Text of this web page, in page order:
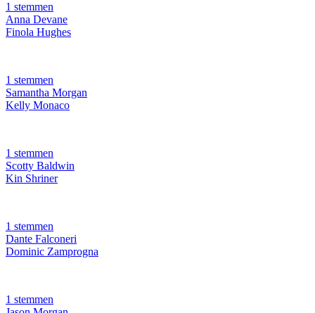
1 stemmen
Anna Devane
Finola Hughes
1 stemmen
Samantha Morgan
Kelly Monaco
1 stemmen
Scotty Baldwin
Kin Shriner
1 stemmen
Dante Falconeri
Dominic Zamprogna
1 stemmen